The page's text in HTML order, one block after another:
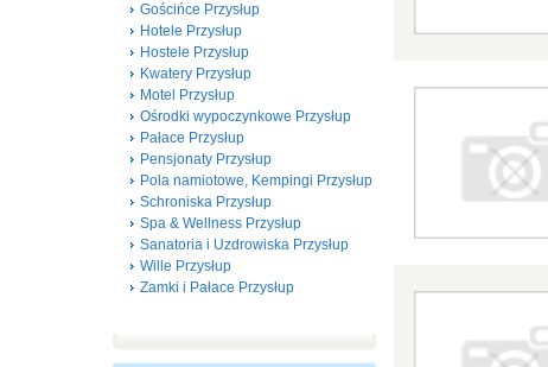
Gościńce Przysłup
Hotele Przysłup
Hostele Przysłup
Kwatery Przysłup
Motel Przysłup
Ośrodki wypoczynkowe Przysłup
Pałace Przysłup
Pensjonaty Przysłup
Pola namiotowe, Kempingi Przysłup
Schroniska Przysłup
Spa & Wellness Przysłup
Sanatoria i Uzdrowiska Przysłup
Wille Przysłup
Zamki i Pałace Przysłup